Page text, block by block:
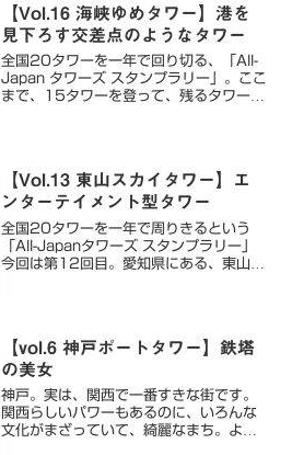
【Vol.16 海峡ゆめタワー】港を
見下ろす交差点のようなタワー
全国20タワーを一年で回り切る、「All-
Japan タワーズ スタンプラリー」。ここ
まで、15タワーを登って、残るタワーは
【Vol.13 東山スカイタワー】エ
ンターテイメント型タワー
全国20タワーを一年で周りきるという
「All-Japanタワーズ スタンプラリー」
今回は第12回目。愛知県にある、東山ス
【vol.6 神戸ポートタワー】鉄塔
の美女
神戸。実は、関西で一番すきな街です。
関西らしいパワーもあるのに、いろんな
文化がまざっていて、綺麗なまち。よく